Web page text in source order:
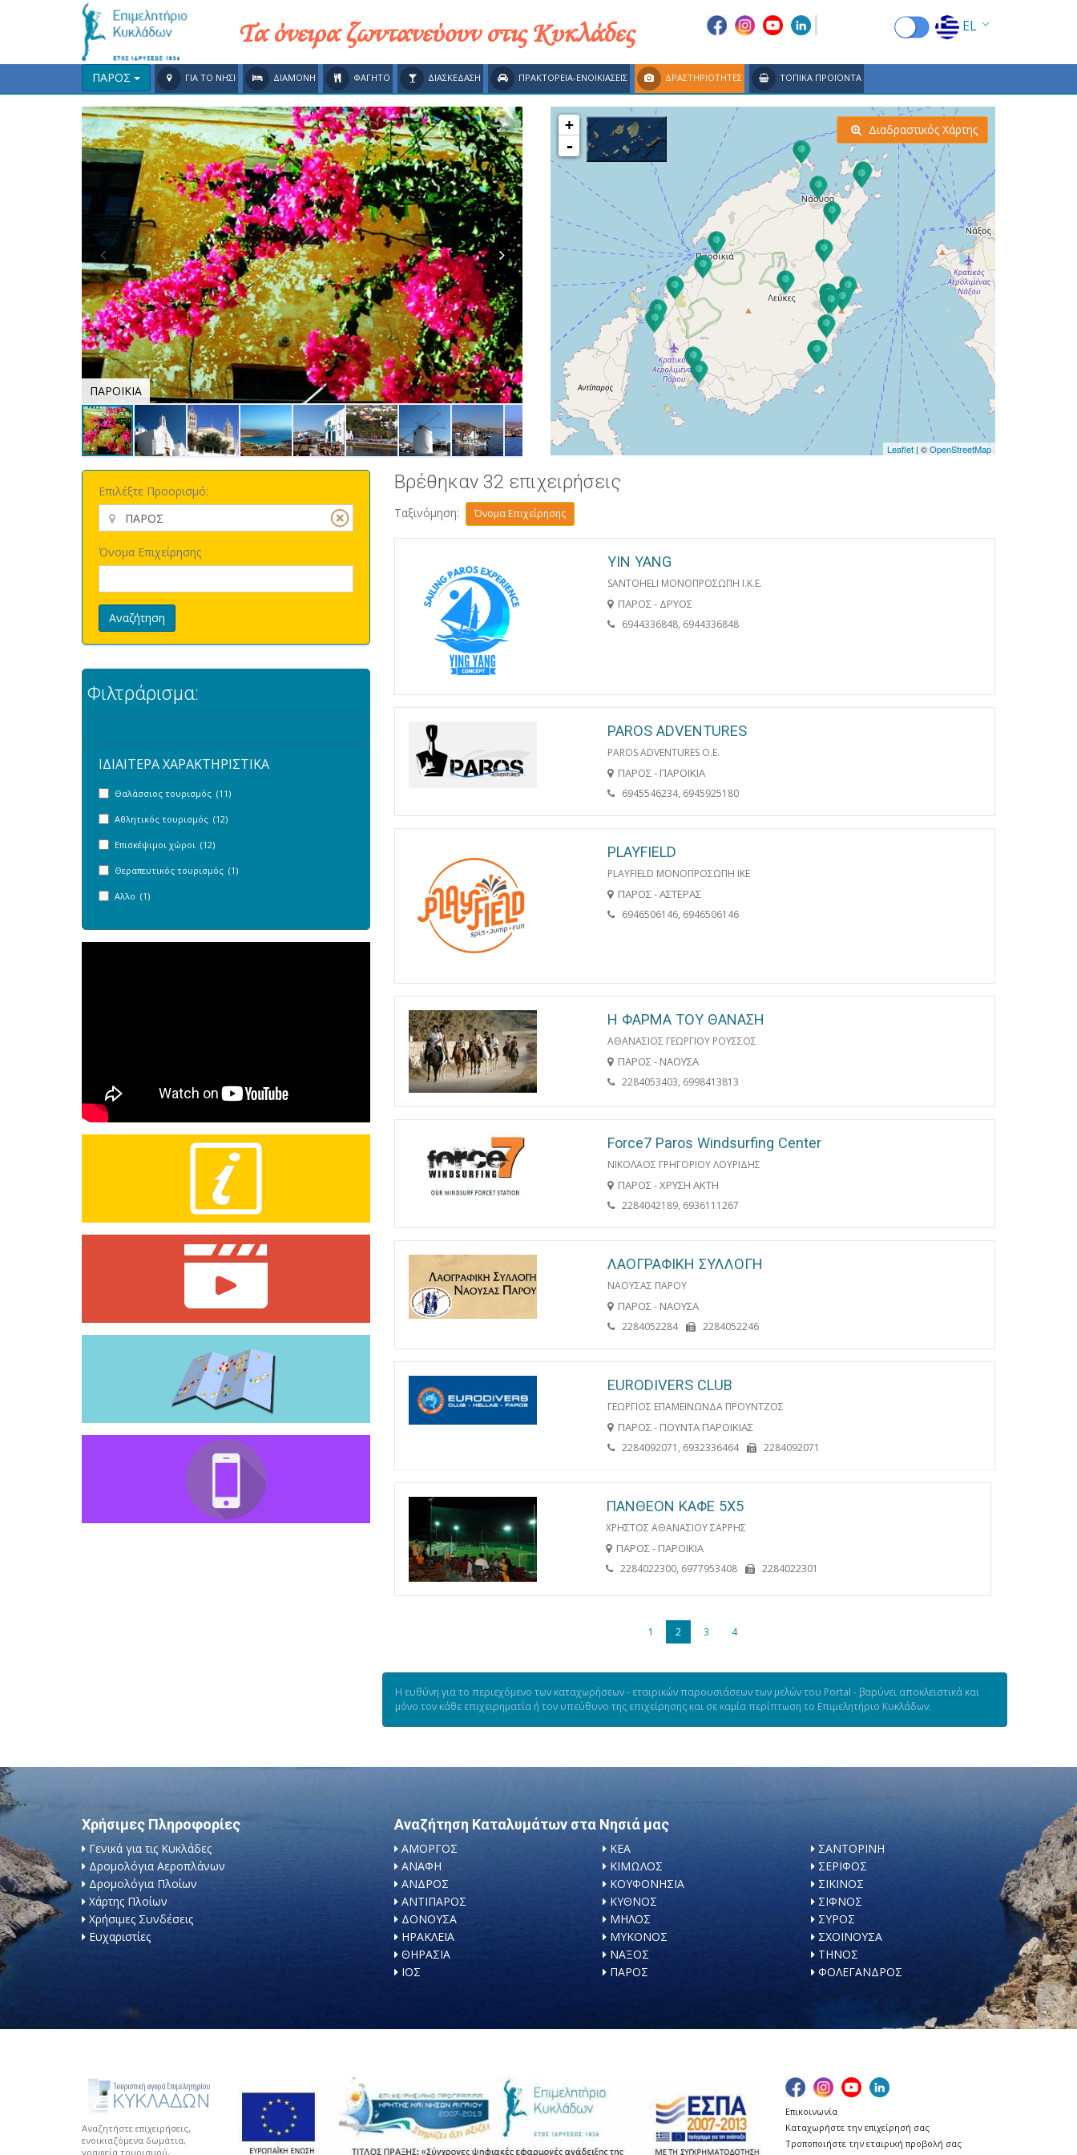
Τα όνειρα ζωντανεύουν στις Κυκλάδες EL
EN
FR
DE
ES
RU
CN
ΠΑΡΟΣ ΓΙΑ ΤΟ ΝΗΣΙ ΔΙΑΜΟΝΗ ΦΑΓΗΤΟ ΔΙΑΣΚΕΔΑΣΗ ΠΡΑΚΤΟΡΕΙΑ-ΕΝΟΙΚΙΑΣΕΙΣ ΔΡΑΣΤΗΡΙΟΤΗΤΕΣ ΤΟΠΙΚΑ ΠΡΟΪΟΝΤΑ
ΠΑΡΟΙΚΙΑ ΠΑΡΟΙΚΙΑ
+
-
Leaflet | ©OpenStreetMap
Διαδραστικός Χάρτης
Επιλέξτε Προορισμό:
Όνομα Επιχείρησης
Αναζήτηση
Φιλτράρισμα:
ΙΔΙΑΙΤΕΡΑ ΧΑΡΑΚΤΗΡΙΣΤΙΚΑ
Θαλάσσιος τουρισμός (11)
Αθλητικός τουρισμός (12)
Επισκέψιμοι χώροι (12)
Θεραπευτικός τουρισμός (1)
Αλλο (1)
Βρέθηκαν 32 επιχειρήσεις
Ταξινόμηση: Όνομα Επιχείρησης
YIN YANG
SANTOHELI ΜΟΝΟΠΡΟΣΩΠΗ Ι.Κ.Ε.
ΠΑΡΟΣ - ΔΡΥΟΣ
6944336848, 6944336848
PAROS ADVENTURES
PAROS ADVENTURES O.E.
ΠΑΡΟΣ - ΠΑΡΟΙΚΙΑ
6945546234, 6945925180
PLAYFIELD
PLAYFIELD ΜΟΝΟΠΡΟΣΩΠΗ ΙΚΕ
ΠΑΡΟΣ - ΑΣΤΕΡΑΣ
6946506146, 6946506146
Η ΦΑΡΜΑ ΤΟΥ ΘΑΝΑΣΗ
ΑΘΑΝΑΣΙΟΣ ΓΕΩΡΓΙΟΥ ΡΟΥΣΣΟΣ
ΠΑΡΟΣ - ΝΑΟΥΣΑ
2284053403, 6998413813
Force7 Paros Windsurfing Center
ΝΙΚΟΛΑΟΣ ΓΡΗΓΟΡΙΟΥ ΛΟΥΡΙΔΗΣ
ΠΑΡΟΣ - ΧΡΥΣΗ ΑΚΤΗ
2284042189, 6936111267
ΛΑΟΓΡΑΦΙΚΗ ΣΥΛΛΟΓΗ
ΝΑΟΥΣΑΣ ΠΑΡΟΥ
ΠΑΡΟΣ - ΝΑΟΥΣΑ
2284052284 2284052246
EURODIVERS CLUB
ΓΕΩΡΓΙΟΣ ΕΠΑΜΕΙΝΩΝΔΑ ΠΡΟΥΝΤΖΟΣ
ΠΑΡΟΣ - ΠΟΥΝΤΑ ΠΑΡΟΙΚΙΑΣ
2284092071, 6932336464 2284092071
ΠΑΝΘΕΟΝ ΚΑΦΕ 5Χ5
ΧΡΗΣΤΟΣ ΑΘΑΝΑΣΙΟΥ ΣΑΡΡΗΣ
ΠΑΡΟΣ - ΠΑΡΟΙΚΙΑ
2284022300, 6977953408 2284022301
1 2 3 4
Η ευθύνη για το περιεχόμενο των καταχωρήσεων - εταιρικών παρουσιάσεων των μελών του Portal - βαρύνει αποκλειστικά και
μόνο τον κάθε επιχειρηματία ή τον υπεύθυνο της επιχείρησης και σε καμία περίπτωση το Επιμελητήριο Κυκλάδων.
Χρήσιμες Πληροφορίες
Γενικά για τις Κυκλάδες
Δρομολόγια Αεροπλάνων
Δρομολόγια Πλοίων
Χάρτης Πλοίων
Χρήσιμες Συνδέσεις
Ευχαριστίες
Αναζήτηση Καταλυμάτων στα Νησιά μας
ΑΜΟΡΓΟΣ
ΑΝΑΦΗ
ΑΝΔΡΟΣ
ΑΝΤΙΠΑΡΟΣ
ΔΟΝΟΥΣΑ
ΗΡΑΚΛΕΙΑ
ΘΗΡΑΣΙΑ
ΙΟΣ
ΚΕΑ
ΚΙΜΩΛΟΣ
ΚΟΥΦΟΝΗΣΙΑ
ΚΥΘΝΟΣ
ΜΗΛΟΣ
ΜΥΚΟΝΟΣ
ΝΑΞΟΣ
ΠΑΡΟΣ
ΣΑΝΤΟΡΙΝΗ
ΣΕΡΙΦΟΣ
ΣΙΚΙΝΟΣ
ΣΙΦΝΟΣ
ΣΥΡΟΣ
ΣΧΟΙΝΟΥΣΑ
ΤΗΝΟΣ
ΦΟΛΕΓΑΝΔΡΟΣ
Αναζητήστε επιχειρήσεις,
ενοικιαζόμενα δωμάτια,
γραφεία τουρισμού,
Επικοινωνία
Καταχωρήστε την επιχείρησή σας
Τροποποιήστε την εταιρική προβολή σας